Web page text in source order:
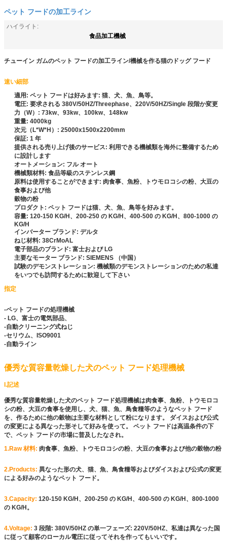
ペット フードの加工ライン
ハイライト:
食品加工機械
チューイン ガムのペット フードの加工ライン/機械を作る猫のドッグ フード
速い細部
適用: ペット フードは好みます: 猫、犬、魚、鳥等。
電圧: 要求される 380V/50HZ/Threephase、220V/50HZ/Single 段階か変更
力（W）: 73kw、93kw、100kw、148kw
重量: 4000kg
次元（L*W*H）: 25000x1500x2200mm
保証: 1 年
提供される売り上げ後のサービス: 利用できる機械類を海外に整備するため
に設計します
オートメーション: フル オート
機械類材料: 食品等級のステンレス鋼
原料は使用することができます: 肉食事、魚粉、トウモロコシの粉、大豆の
食事および他
穀物の粉
プロダクト: ペット フードは猫、犬、魚、鳥等を好みます。
容量: 120-150 KG/H、200-250 の KG/H、400-500 の KG/H、800-1000 の
KG/H
インバーター ブランド: デルタ
ねじ材料: 38CrMoAL
電子部品のブランド: 富士および LG
主要なモーター ブランド: SIEMENS （中国）
試験のデモンストレーション: 機械類のデモンストレーションのための私達
をいつでも訪問するために歓迎して下さい
指定
-ペット フードの処理機械
- LG、富士の電気部品、
-自動クリーニング式ねじ
-セリウム、ISO9001
-自動ライン
優秀な質容量乾燥した犬のペット フード処理機械
I.記述
優秀な質容量乾燥した犬のペット フード処理機械は肉食事、魚粉、トウモロコ
シの粉、大豆の食事を使用し、犬、猫、魚、鳥食糧等のようなペット フード
を、作るために他の穀物は主要な材料として粉になります。 ダイスおよび公式
の変更による異なった形そして好みを使って。 ペット フードは高温条件の下
で、ペット フードの市場に普及したなされ。
1.Raw 材料: 肉食事、魚粉、トウモロコシの粉、大豆の食事および他の穀物の粉
2.Products: 異なった形の犬、猫、魚、鳥食糧等およびダイスおよび公式の変更
による好みのようなペット フード。
3.Capacity: 120-150 KG/H、200-250 の KG/H、400-500 の KG/H、800-1000
の KG/H。
4.Voltage: 3 段階: 380V/50HZ の単一フェーズ: 220V/50HZ、私達は異なった国
に従って顧客のローカル電圧に従ってそれを作ってもいいです。